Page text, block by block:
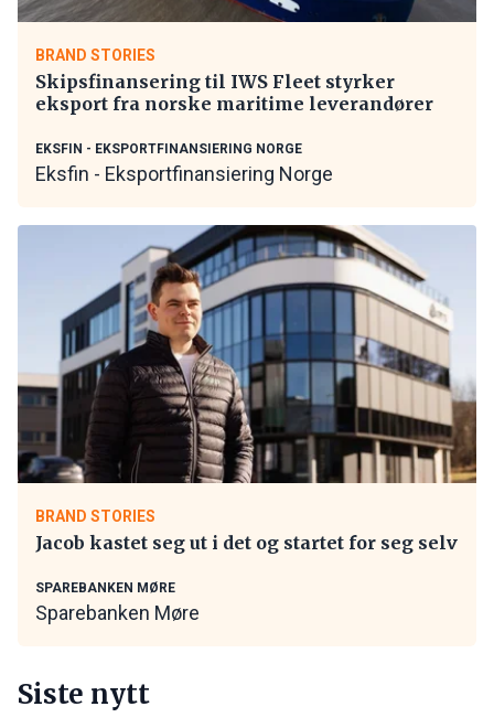
BRAND STORIES
Skipsfinansering til IWS Fleet styrker
eksport fra norske maritime leverandører
EKSFIN - EKSPORTFINANSIERING NORGE
Eksfin - Eksportfinansiering Norge
BRAND STORIES
Jacob kastet seg ut i det og startet for seg selv
SPAREBANKEN MØRE
Sparebanken Møre
Siste nytt